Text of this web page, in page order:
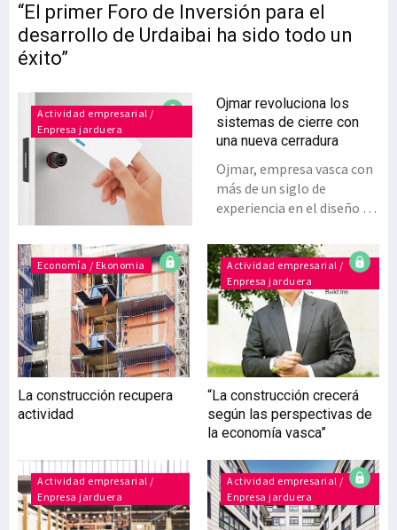
“El primer Foro de Inversión para el
desarrollo de Urdaibai ha sido todo un
éxito”
Actividad empresarial /
Enpresa jarduera
Ojmar revoluciona los
sistemas de cierre con
una nueva cerradura
Ojmar, empresa vasca con
más de un siglo de
experiencia en el diseño y
de cierre, con sede en
Eibar, acaba de lanzar al
mercado un nuevo e
innovador producto,
OTS20 Batteryless, una
cerradura electrónica
revolucionaria que utiliza
‘Push Power’. El
lanzamiento, además de
consolidar la posición de la
compañía como líder en el
sector, promete
transformar la industria
cerrajera al fusionar
Economía / Ekonomia
La construcción recupera
actividad
Actividad empresarial /
Enpresa jarduera
“La construcción crecerá
según las perspectivas de
la economía vasca”
Actividad empresarial /
Enpresa jarduera
Actividad empresarial /
Enpresa jarduera